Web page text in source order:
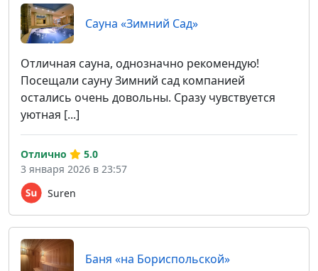
Сауна «Зимний Сад»
Отличная сауна, однозначно рекомендую!
Посещали сауну Зимний сад компанией
остались очень довольны. Сразу чувствуется
уютная [...]
Suren
Отлично
5.0
3 января 2026 в 23:57
Баня «на Бориспольской»